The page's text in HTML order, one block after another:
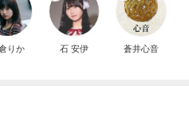
りか 石 安伊 蒼井心音